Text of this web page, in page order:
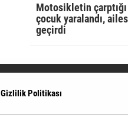
Motosikletin çarptığı
çocuk yaralandı,
geçirdi
Gizlilik Politikası